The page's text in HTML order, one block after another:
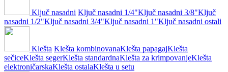
Ključ nasadni Ključ nasadni 1/4"Ključ nasadni 3/8"Ključ
nasadni 1/2"Ključ nasadni 3/4"Ključ nasadni 1"Ključ nasadni ostali
Klešta Klešta kombinovanaKlešta papagajKlešta
sečiceKlešta segerKlešta standardnaKlešta za krimpovanjeKlešta
elektroničarskaKlešta ostalaKlešta u setu